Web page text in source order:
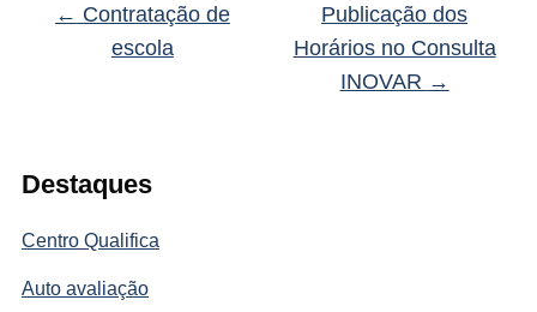
Destaques
Centro Qualifica
Auto avaliação
← Contratação de
escola
Publicação dos
Horários no Consulta
INOVAR →